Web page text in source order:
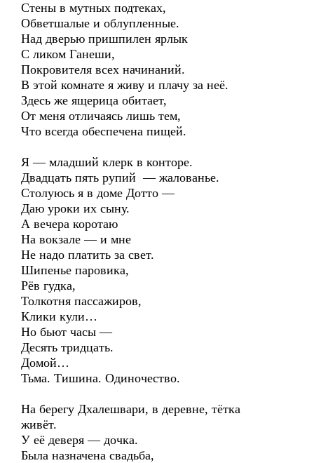
Стены в мутных подтеках,
Обветшалые и облупленные.
Над дверью пришпилен ярлык
С ликом Ганеши,
Покровителя всех начинаний.
В этой комнате я живу и плачу за неё.
Здесь же ящерица обитает,
От меня отличаясь лишь тем,
Что всегда обеспечена пищей.
Я — младший клерк в конторе.
Двадцать пять рупий — жалованье.
Столуюсь я в доме Дотто —
Даю уроки их сыну.
А вечера коротаю
На вокзале — и мне
Не надо платить за свет.
Шипенье паровика,
Рёв гудка,
Толкотня пассажиров,
Клики кули…
Но бьют часы —
Десять тридцать.
Домой…
Тьма. Тишина. Одиночество.
На берегу Дхалешвари, в деревне, тётка
живёт.
У её деверя — дочка.
Была назначена свадьба,